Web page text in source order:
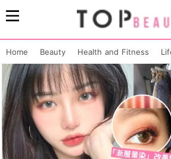
Home Beauty Health and Fitness